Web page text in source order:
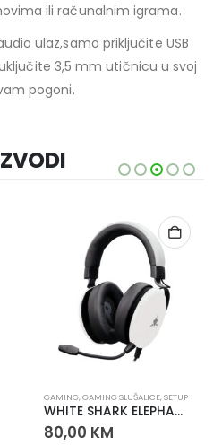
ili računalnim igrama.
ulaz,samo priključite USB
3,5 mm utičnicu u svoj
pogoni.
GAMING,GAMING SLUŠALICE,SETUP
WHITE SHARK ELEPHANT GH-2540 slušalice bijele – gaming slušalice sa odvojivim mikrofonom
80,00 KM